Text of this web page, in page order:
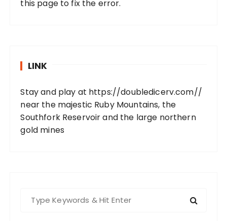
this page to fix the error.
LINK
Stay and play at https://doubledicerv.com//
near the majestic Ruby Mountains, the
Southfork Reservoir and the large northern
gold mines